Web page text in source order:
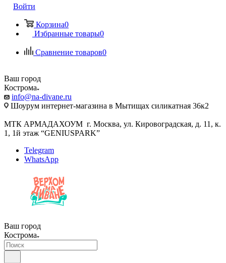
Войти
Корзина0
Избранные товары0
Сравнение товаров0
Ваш город
Кострома
info@na-divane.ru
Шоурум интернет-магазина в Мытищах силикатная 36к2
МТК АРМАДАХОУМ г. Москва, ул. Кировоградская, д. 11, к.
1, 1й этаж “GENIUSPARK”
Telegram
WhatsApp
Ваш город
Кострома